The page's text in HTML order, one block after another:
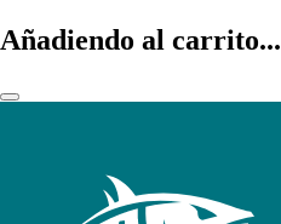
Añadiendo al carrito...